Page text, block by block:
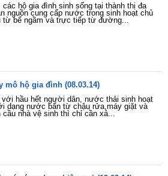
các hộ gia đình sinh sống tại thành thị đa
nguồn cung cấp nước trong sinh hoạt chủ
từ bể ngầm và trực tiếp từ đường...
mô hộ gia đình (08.03.14)
hầu hết người dân, nước thải sinh hoạt
dạng nước bẩn từ chậu rửa,máy giặt và
cầu nhà vệ sinh thì chỉ cần xả...